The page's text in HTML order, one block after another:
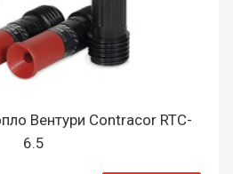
Вентури Contracor RTC-
6.5